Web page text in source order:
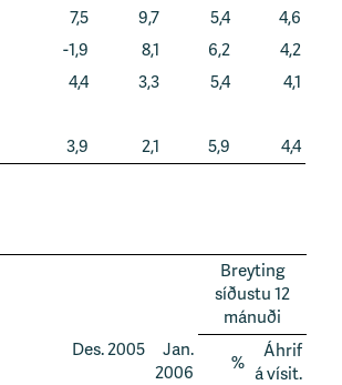
7,5 9,7 5,4
4,6
-1,9 8,1 6,2
4,2
4,4 3,3 5,4
4,1
3,9 2,1 5,9 4,4
Breyting
síðustu 12
mánuði
Des. 2005
Jan.
2006
Áhrif
á vísit.
%